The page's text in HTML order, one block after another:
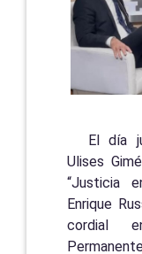
El día
Ulises
“Justicia
Enrique
cordial